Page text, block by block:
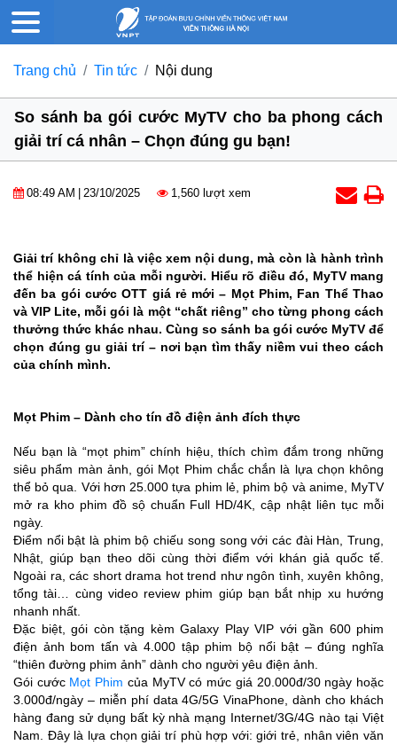
Trang chủ Tin tức Nội dung
So sánh ba gói cước MyTV cho ba phong cách
giải trí cá nhân – Chọn đúng gu bạn!
08:49 AM 23/10/2025 1,560 lượt xem
Giải trí không chỉ là việc xem nội dung, mà còn là hành trình
thể hiện cá tính của mỗi người. Hiểu rõ điều đó, MyTV mang
đến ba gói cước OTT giá rẻ mới – Mọt Phim, Fan Thể Thao
và VIP Lite, mỗi gói là một “chất riêng” cho từng phong cách
thưởng thức khác nhau. Cùng so sánh ba gói cước MyTV để
chọn đúng gu giải trí – nơi bạn tìm thấy niềm vui theo cách
của chính mình.
Mọt Phim – Dành cho tín đồ điện ảnh đích thực
Nếu bạn là “mọt phim” chính hiệu, thích chìm đắm trong những
siêu phẩm màn ảnh, gói Mọt Phim chắc chắn là lựa chọn không
thể bỏ qua. Với hơn 25.000 tựa phim lẻ, phim bộ và anime, MyTV
mở ra kho phim đồ sộ chuẩn Full HD/4K, cập nhật liên tục mỗi
ngày.
Điểm nổi bật là phim bộ chiếu song song với các đài Hàn, Trung,
Nhật, giúp bạn theo dõi cùng thời điểm với khán giả quốc tế.
Ngoài ra, các short drama hot trend như ngôn tình, xuyên không,
tổng tài… cùng video review phim giúp bạn bắt nhịp xu hướng
nhanh nhất.
Đặc biệt, gói còn tặng kèm Galaxy Play VIP với gần 600 phim
điện ảnh bom tấn và 4.000 tập phim bộ nổi bật – đúng nghĩa
“thiên đường phim ảnh” dành cho người yêu điện ảnh.
Gói cước Mọt Phim của MyTV có mức giá 20.000đ/30 ngày hoặc
3.000đ/ngày – miễn phí data 4G/5G VinaPhone, dành cho khách
hàng đang sử dụng bất kỳ nhà mạng Internet/3G/4G nào tại Việt
Nam. Đây là lựa chọn giải trí phù hợp với: giới trẻ, nhân viên văn